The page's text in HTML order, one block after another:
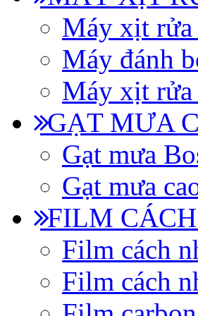
Máy xịt
Máy đánh
Máy xịt rửa
GẠT MƯA
Gạt mưa
Gạt mưa
FILM
Film cách
Film cách